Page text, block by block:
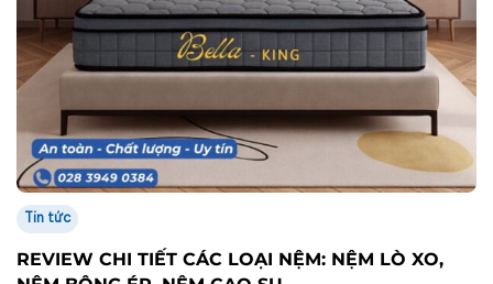
Tin tức
REVIEW CHI TIẾT CÁC LOẠI NỆM: NỆM LÒ XO,